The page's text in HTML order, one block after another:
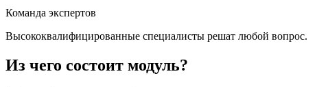
Команда экспертов
Высококвалифицированные специалисты решат любой вопрос.
Из чего состоит модуль?